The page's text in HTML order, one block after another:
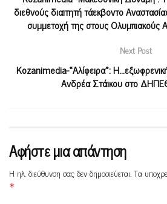
διεθνούς διαιτητή τάεκβοντο
συμμετοχή της στους Ολυμπιακούς
Next Post
Kozanimedia-«Αλίφειρα»:
Ανδρέα Στάικου στο
Αφήστε μια απάντηση
Η ηλ. διεύθυνση σας δεν δημοσιεύεται.Τα
*